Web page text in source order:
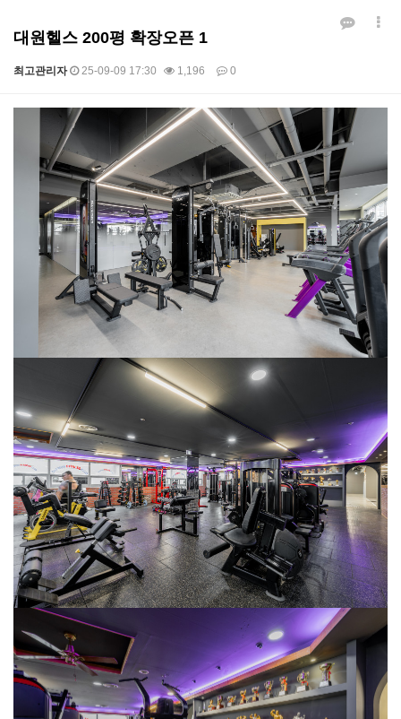
대원헬스 200평 확장오픈 1
최고관리자 25-09-09 17:30 1,196 0